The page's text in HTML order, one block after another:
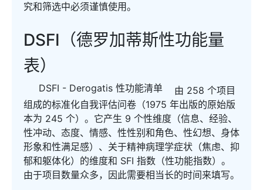
究和筛选中必须谨慎使用。
DSFI（德罗加蒂斯性功能量
表）
DSFI - Derogatis 性功能清单
由 258 个项目
组成的标准化自我评估问卷（1975 年出版的原始版
本为 245 个）。它产生 9 个性维度（信息、经验、
性冲动、态度、情感、性性别和角色、性幻想、身体
形象和性满足感）、关于精神病理学症状（焦虑、抑
郁和躯体化）的维度和 SFI 指数（性功能指数）。
由于项目数量众多，因此需要相当长的时间来填写。